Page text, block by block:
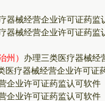
器械经营企业许可证药监
器械经营企业许可证药监
） 办理三类医疗器械经
医疗器械经营企业许可证
企业许可证药监认可软件
企业许可证药监认可软件